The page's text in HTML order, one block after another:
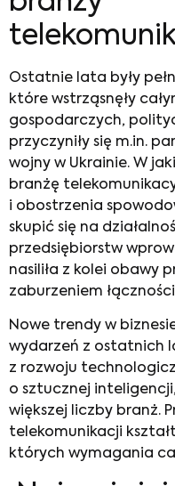
Ostatnie lata były
które wstrząsnęły
gospodarczych,
przyczyniły się m.in.
wojny w Ukrainie. W
branżę
i obostrzenia
skupić się na
przedsiębiorstw
nasiliła z kolei obawy
zaburzeniem
Nowe trendy w
wydarzeń z ostatnich
z rozwoju
o sztucznej
większej liczby branż.
telekomunikacji
których wymagania